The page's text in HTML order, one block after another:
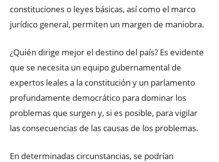
constituciones o leyes básicas, así como el marco
jurídico general, permiten un margen de maniobra.
¿Quién dirige mejor el destino del país? Es evidente
que se necesita un equipo gubernamental de
expertos leales a la constitución y un parlamento
profundamente democrático para dominar los
problemas que surgen y, si es posible, para vigilar
las consecuencias de las causas de los problemas.
En determinadas circunstancias, se podrían